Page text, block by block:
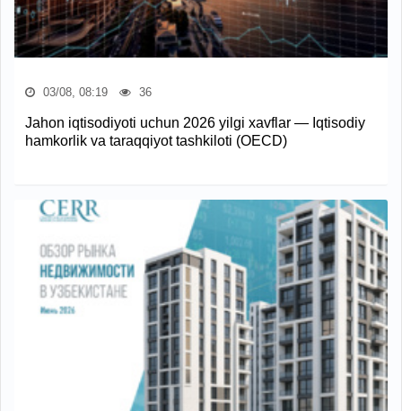
03/08, 08:19 36
Jahon iqtisodiyoti uchun 2026 yilgi xavflar — Iqtisodiy
hamkorlik va taraqqiyot tashkiloti (OECD)